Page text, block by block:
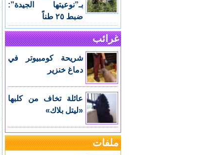
بـ”نوعيتها الجيدة”:
ضبط ٢٥ طناً
غرائب
شريحة كومبيوتر في
دماغ خنزير
عائلة تخاف من كلبها
«ليتل بلاك»
ملفات